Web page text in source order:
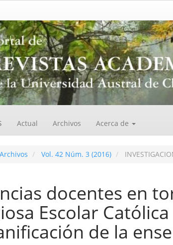
Actual Archivos Acerca de
Archivos Vol. 42 Núm. 3 (2016)
docentes en
Escolar
de la